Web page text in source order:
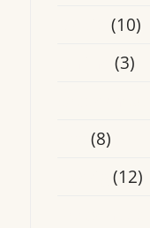
(10)
(3)
(8)
(12)